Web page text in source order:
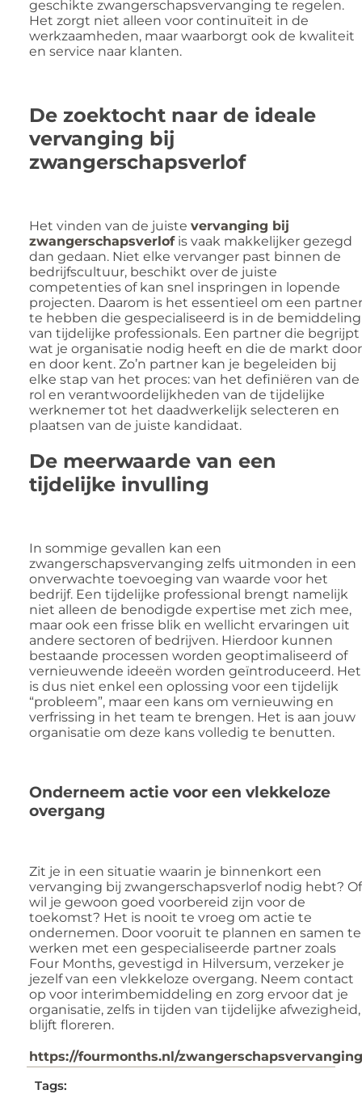
geschikte zwangerschapsvervanging te regelen.
Het zorgt niet alleen voor continuïteit in de
werkzaamheden, maar waarborgt ook de kwaliteit
en service naar klanten.
De zoektocht naar de ideale
vervanging bij
zwangerschapsverlof
Het vinden van de juiste vervanging bij
zwangerschapsverlofis vaak makkelijker gezegd
dan gedaan. Niet elke vervanger past binnen de
bedrijfscultuur, beschikt over de juiste
competenties of kan snel inspringen in lopende
projecten. Daarom is het essentieel om een partner
te hebben die gespecialiseerd is in de bemiddeling
van tijdelijke professionals. Een partner die begrijpt
wat je organisatie nodig heeft en die de markt door
en door kent. Zo’n partner kan je begeleiden bij
elke stap van het proces: van het definiëren van de
rol en verantwoordelijkheden van de tijdelijke
werknemer tot het daadwerkelijk selecteren en
plaatsen van de juiste kandidaat.
De meerwaarde van een
tijdelijke invulling
In sommige gevallen kan een
zwangerschapsvervanging zelfs uitmonden in een
onverwachte toevoeging van waarde voor het
bedrijf. Een tijdelijke professional brengt namelijk
niet alleen de benodigde expertise met zich mee,
maar ook een frisse blik en wellicht ervaringen uit
andere sectoren of bedrijven. Hierdoor kunnen
bestaande processen worden geoptimaliseerd of
vernieuwende ideeën worden geïntroduceerd. Het
is dus niet enkel een oplossing voor een tijdelijk
“probleem”, maar een kans om vernieuwing en
verfrissing in het team te brengen. Het is aan jouw
organisatie om deze kans volledig te benutten.
Onderneem actie voor een vlekkeloze
overgang
Zit je in een situatie waarin je binnenkort een
vervanging bij zwangerschapsverlof nodig hebt? Of
wil je gewoon goed voorbereid zijn voor de
toekomst? Het is nooit te vroeg om actie te
ondernemen. Door vooruit te plannen en samen te
werken met een gespecialiseerde partner zoals
Four Months, gevestigd in Hilversum, verzeker je
jezelf van een vlekkeloze overgang. Neem contact
op voor interimbemiddeling en zorg ervoor dat je
organisatie, zelfs in tijden van tijdelijke afwezigheid,
blijft floreren.
https://fourmonths.nl/zwangerschapsvervanging
Tags: